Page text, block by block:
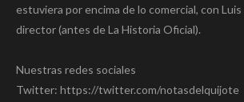
estuviera por encima de lo comercial, con
director (antes de La Historia Oficial).
Nuestras redes sociales
Twitter: https://twitter.com/notasdelquijote